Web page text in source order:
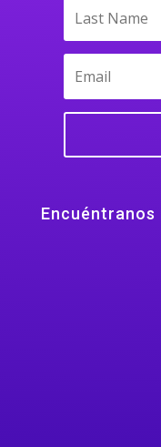
Encuéntranos